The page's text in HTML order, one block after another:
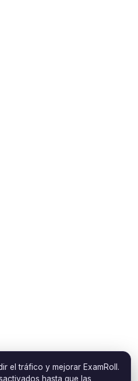
el tráfico y mejorar ExamRoll.
hasta que las